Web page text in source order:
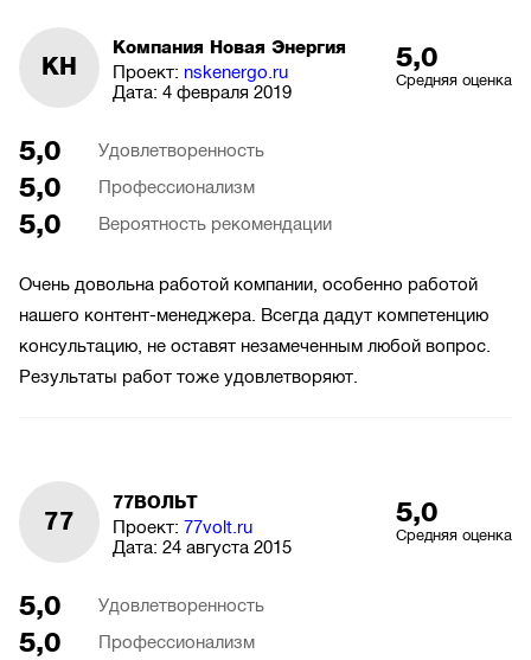
КН
Компания Новая Энергия
Проект: nskenergo.ru
Дата: 4 февраля 2019
5,0
Средняя оценка
5,0 Удовлетворенность
5,0 Профессионализм
5,0 Вероятность рекомендации
Очень довольна работой компании, особенно работой
нашего контент-менеджера. Всегда дадут компетенцию
консультацию, не оставят незамеченным любой вопрос.
Результаты работ тоже удовлетворяют.
77
77ВОЛЬТ
Проект: 77volt.ru
Дата: 24 августа 2015
5,0
Средняя оценка
5,0 Удовлетворенность
5,0 Профессионализм